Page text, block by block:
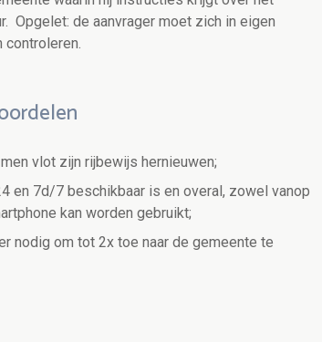
Opgelet: de aanvrager moet zich in eigen
controleren.
vlot zijn rijbewijs hernieuwen;
en 7d/7 beschikbaar is en overal, zowel vanop
kan worden gebruikt;
nodig om tot 2x toe naar de gemeente te